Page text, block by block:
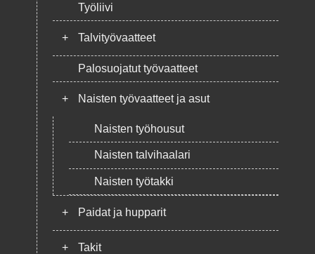
Työliivi
+ Talvityövaatteet
Palosuojatut työvaatteet
+ Naisten työvaatteet ja asut
Naisten työhousut
Naisten talvihaalari
Naisten työtakki
+ Paidat ja hupparit
+ Takit